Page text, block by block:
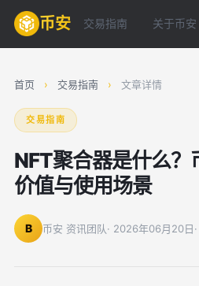
币安 交易指南 关于币安
首页 › 交易指南 › 文章详情
交易指南
NFT聚合器是什么？
价值与使用场景
B 币安 资讯团队· 2026年06月20日